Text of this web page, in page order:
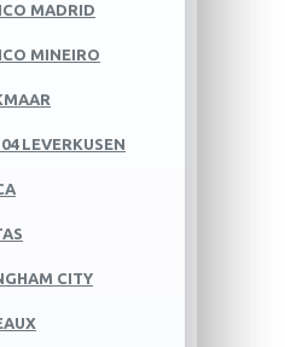
MADRID
MINEIRO
LEVERKUSEN
CITY